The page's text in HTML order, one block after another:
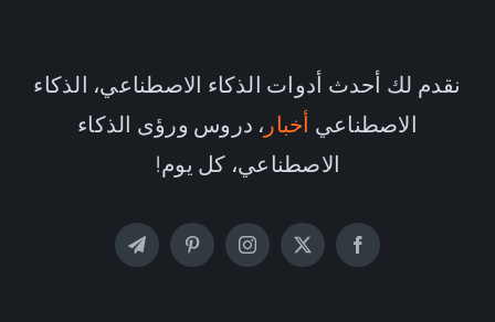
نقدم لك أحدث أدوات الذكاء الاصطناعي، الذكاء
الاصطناعي أخبار ، دروس ورؤى الذكاء
الاصطناعي، كل يوم!